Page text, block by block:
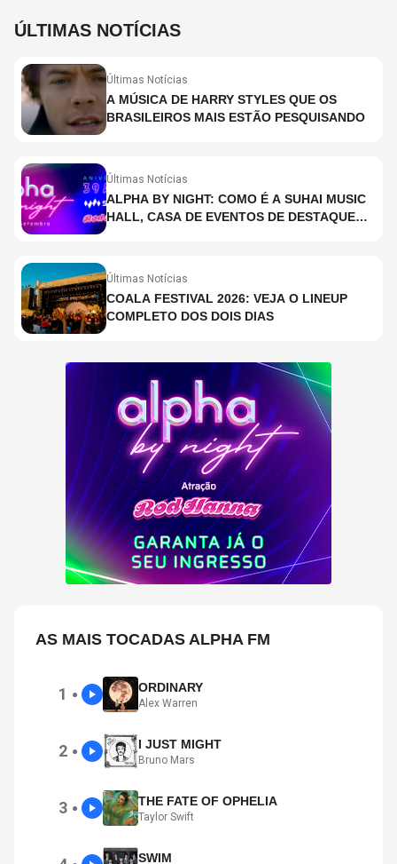
ÚLTIMAS NOTÍCIAS
Últimas Notícias
A MÚSICA DE HARRY STYLES QUE OS
BRASILEIROS MAIS ESTÃO PESQUISANDO
Últimas Notícias
ALPHA BY NIGHT: COMO É A SUHAI MUSIC
HALL, CASA DE EVENTOS DE DESTAQUE
Últimas Notícias
COALA FESTIVAL 2026: VEJA O LINEUP
COMPLETO DOS DOIS DIAS
AS MAIS TOCADAS ALPHA FM
1 ● ORDINARY
Alex Warren
2 ● I JUST MIGHT
Bruno Mars
3 ● THE FATE OF OPHELIA
Taylor Swift
SWIM